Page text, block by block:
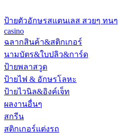
ป้ายตัวอักษรสแตนเลส สวยๆ ทนๆ
casino
ฉลากสินค้า&สติกเกอร์
นามบัตร&ใบปลิว&การ์ด
ป้ายพลาสวูด
ป้ายไฟ & อักษรโลหะ
ป้ายไวนิล&อิงค์เจ็ท
ผลงานอื่นๆ
สกรีน
สติกเกอร์แต่งรถ